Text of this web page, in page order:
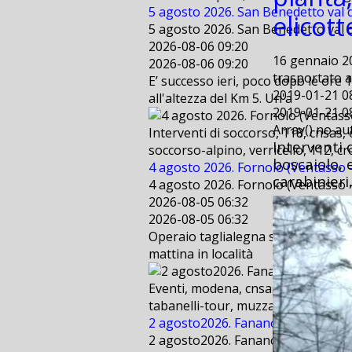
5 agosto 2026. San Benedetto val
5 agosto 2026. San Benedetto val
2026-08-06 09:20
2026-08-06 09:20
E’ successo ieri, poco dopo le
all'altezza del Km 5. Un'a
Interventi di soccorso, 118,
soccorso-alpino, verricello, 112,
4 agosto 2026. Fornolo (Ventasso
4 agosto 2026. Fornolo (Ventasso
2026-08-05 06:32
2026-08-05 06:32
Operaio taglialegna scivola per
mattina in località
Eventi, modena, cnsas, bologna,
tabanelli-tour, muzzarelli,
2 agosto2026. Fanano (MO) .
2 agosto2026. Fanano (MO) .
16 gennaio
trasportato
2019-01-21
2019-01-21
Array() no
Interventi
boscaiolo,